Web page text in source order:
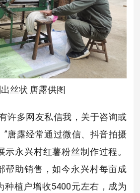
丝状 唐露供图
许多网友私信我，关于咨询或
”唐露经常通过微信、抖音拍摄
示永兴村红薯粉丝制作过程。
帮助销售，如今永兴村每亩成
种植户增收5400元左右，成为